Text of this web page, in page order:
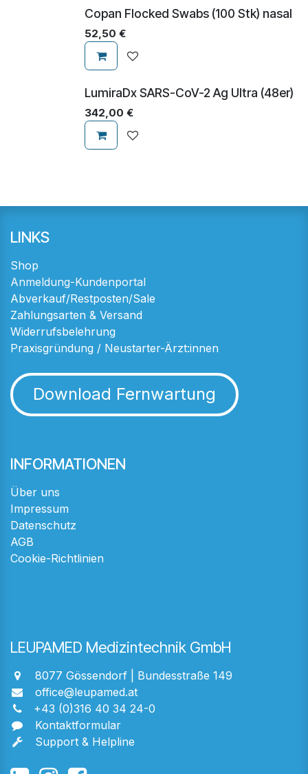
Copan Flocked Swabs (100 Stk) nasal
52,50 €
LumiraDx SARS-CoV-2 Ag Ultra (48er)
342,00 €
LINKS
Shop
Anmeldung-Kundenportal
Abverkauf/Restposten/Sale
Zahlungsarten & Versand
Widerrufsbelehrung
Praxisgründung / Neustarter-Ärzt:innen
Download Fernwartung
INFORMATIONEN
Über uns
Impressum
Datenschutz
AGB
Cookie-Richtlinien
LEUPAMED Medizintechnik GmbH
8077 Gössendorf | Bundesstraße 149
office@leupamed.at
+43 (0)316 40 34 24-0
Kontaktformular
Support & Helpline